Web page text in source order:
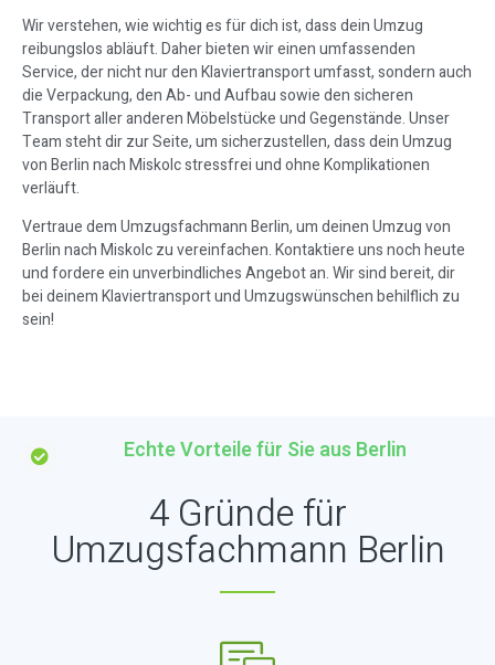
Wir verstehen, wie wichtig es für dich ist, dass dein Umzug
reibungslos abläuft. Daher bieten wir einen umfassenden
Service, der nicht nur den Klaviertransport umfasst, sondern auch
die Verpackung, den Ab- und Aufbau sowie den sicheren
Transport aller anderen Möbelstücke und Gegenstände. Unser
Team steht dir zur Seite, um sicherzustellen, dass dein Umzug
von Berlin nach Miskolc stressfrei und ohne Komplikationen
verläuft.
Vertraue dem Umzugsfachmann Berlin, um deinen Umzug von
Berlin nach Miskolc zu vereinfachen. Kontaktiere uns noch heute
und fordere ein unverbindliches Angebot an. Wir sind bereit, dir
bei deinem Klaviertransport und Umzugswünschen behilflich zu
sein!
Echte Vorteile für Sie aus Berlin
4 Gründe für
Umzugsfachmann Berlin